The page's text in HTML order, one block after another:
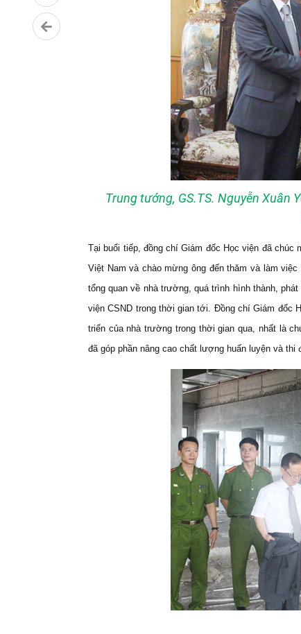
Trung tướng, GS.TS. Nguyễn Xuân
Tại buổi tiếp, đồng chí Giám đốc Học viện đã chúc
Việt Nam và chào mừng ông đến thăm và làm
tổng quan về nhà trường, quá trình hình thành,
viện CSND trong thời gian tới. Đồng chí Giám đốc
triển của nhà trường trong thời gian qua, nhất là
đã góp phần nâng cao chất lượng huấn luyện và thi